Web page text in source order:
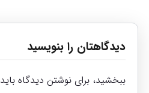
دیدگاهتان را بنویسید
ببخشید، برای نوشتن دیدگاه باید